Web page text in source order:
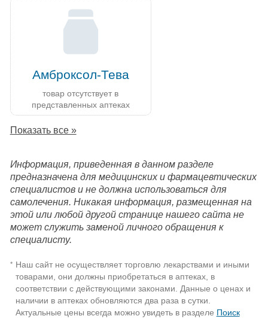
Амброксол-Тева
товар отсутствует в
представленных аптеках
Показать все »
Информация, приведенная в данном разделе
предназначена для медицинских и фармацевтических
специалистов и не должна использоваться для
самолечения. Никакая информация, размещенная на
этой или любой другой странице нашего сайта не
может служить заменой личного обращения к
специалисту.
* Наш сайт не осуществляет торговлю лекарствами и иными
товарами, они должны приобретаться в аптеках, в
соответствии с действующими законами. Данные о ценах и
наличии в аптеках обновляются два раза в сутки.
Актуальные цены всегда можно увидеть в разделе Поиск